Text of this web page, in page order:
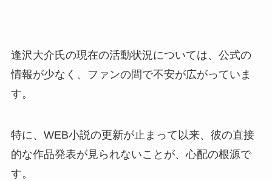
逢沢大介氏の現在の活動状況については、公式の
情報が少なく、ファンの間で不安が広がっていま
す。
特に、WEB小説の更新が止まって以来、彼の直接
的な作品発表が見られないことが、心配の根源で
す。